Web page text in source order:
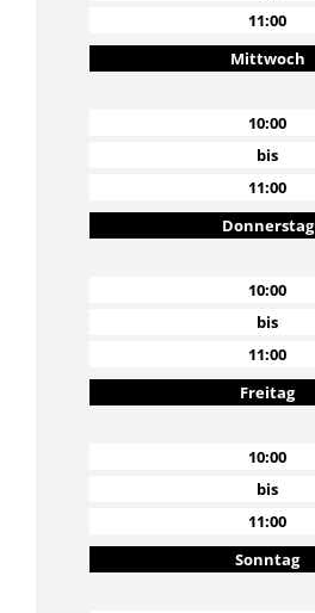
11:00
Mittwoch
10:00
bis
11:00
Donnerstag
10:00
bis
11:00
Freitag
10:00
bis
11:00
Sonntag